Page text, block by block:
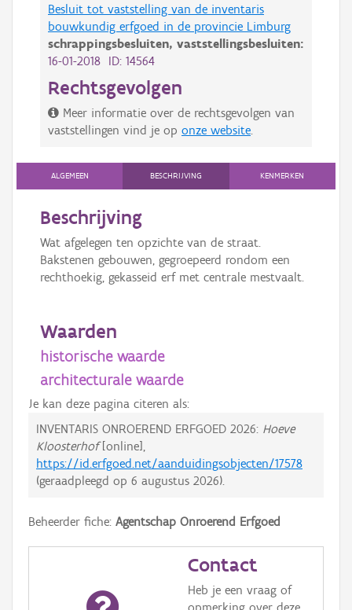
Besluit tot vaststelling van de inventaris
bouwkundig erfgoed in de provincie Limburg
schrappingsbesluiten, vaststellingsbesluiten:
16-01-2018 ID: 14564
Rechtsgevolgen
Meer informatie over de rechtsgevolgen van
vaststellingen vind je op onze website
ALGEMEEN BESCHRIJVING KENMERKEN
Beschrijving
Wat afgelegen ten opzichte van de straat.
Bakstenen gebouwen, gegroepeerd rondom een
rechthoekig, gekasseid erf met centrale mestvaalt.
Waarden
historische waarde
architecturale waarde
Je kan deze pagina citeren als:
INVENTARIS ONROEREND ERFGOED 2026: Hoeve
Kloosterhof[online],
https://id.erfgoed.net/aanduidingsobjecten/17578
(geraadpleegd op 6 augustus 2026).
Beheerder fiche: Agentschap Onroerend Erfgoed
Contact
Heb je een vraag of